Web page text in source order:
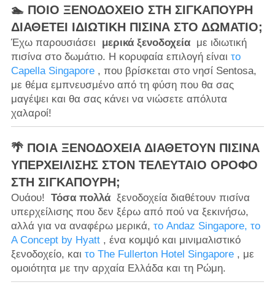
🏊 ΠΟΙΟ ΞΕΝΟΔΟΧΕΊΟ ΣΤΗ ΣΙΓΚΑΠΟΎΡΗ
ΔΙΑΘΈΤΕΙ ΙΔΙΩΤΙΚΉ ΠΙΣΊΝΑ ΣΤΟ ΔΩΜΆΤΙΟ;
Έχω παρουσιάσει μερικά ξενοδοχείαμε ιδιωτική
πισίνα στο δωμάτιο. Η κορυφαία επιλογή είναι το
Capella Singapore, που βρίσκεται στο νησί Sentosa,
με θέμα εμπνευσμένο από τη φύση που θα σας
μαγέψει και θα σας κάνει να νιώσετε απόλυτα
χαλαροί!
🌴 ΠΟΙΑ ΞΕΝΟΔΟΧΕΊΑ ΔΙΑΘΈΤΟΥΝ ΠΙΣΊΝΑ
ΥΠΕΡΧΕΊΛΙΣΗΣ ΣΤΟΝ ΤΕΛΕΥΤΑΊΟ ΌΡΟΦΟ
ΣΤΗ ΣΙΓΚΑΠΟΎΡΗ;
Ουάου! Τόσα πολλάξενοδοχεία διαθέτουν πισίνα
υπερχείλισης που δεν ξέρω από πού να ξεκινήσω,
αλλά για να αναφέρω μερικά, το Andaz Singapore, το
A Concept by Hyatt, ένα κομψό και μινιμαλιστικό
ξενοδοχείο, και το The Fullerton Hotel Singapore, με
ομοιότητα με την αρχαία Ελλάδα και τη Ρώμη.